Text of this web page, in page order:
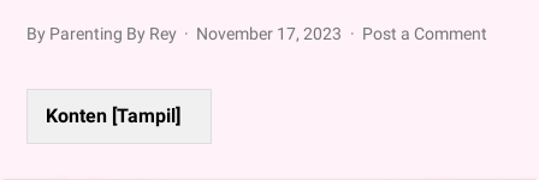
By Parenting By Rey November 17, 2023 Post a Comment
Konten [Tampil]